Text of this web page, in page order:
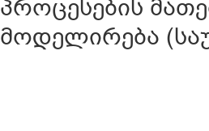
პროცესების
მოდელირება